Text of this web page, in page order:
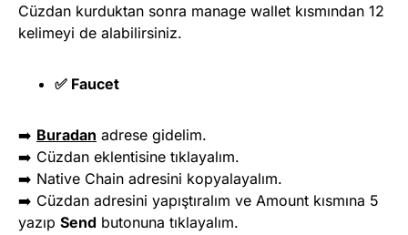
Cüzdan kurduktan sonra manage wallet kısmından 12
kelimeyi de alabilirsiniz.
✅ Faucet
➡️ Buradan adrese gidelim.
➡️ Cüzdan eklentisine tıklayalım.
➡️ Native Chain adresini kopyalayalım.
➡️ Cüzdan adresini yapıştıralım ve Amount kısmına 5
yazıp Send butonuna tıklayalım.